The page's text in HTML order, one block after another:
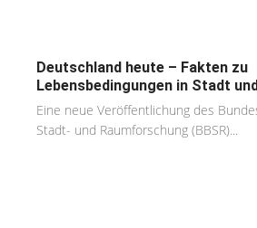
Deutschland heute – Fakten zu
Lebensbedingungen in Stadt
Eine neue Veröffentlichung des
Stadt- und Raumforschung (BBSR)...